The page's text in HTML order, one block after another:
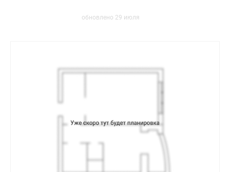
обновлено 29 июля